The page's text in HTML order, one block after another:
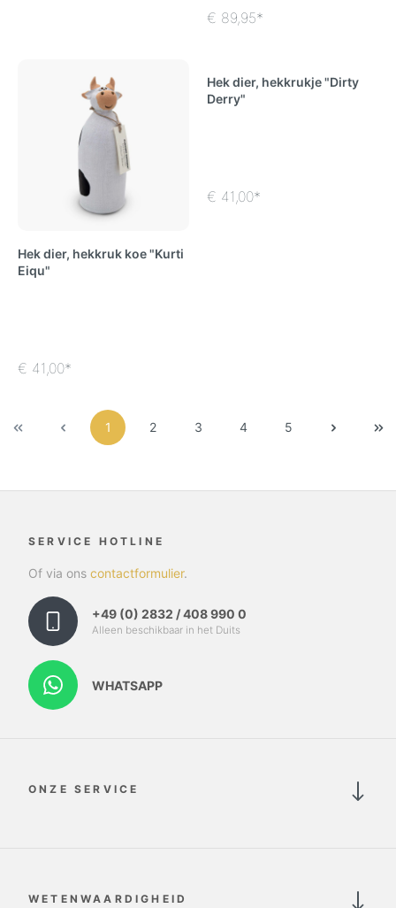
€ 89,95*
Hek dier, hekkruk koe "Kurti
Eiqu"
€ 41,00*
Hek dier, hekkrukje "Dirty
Derry"
€ 41,00*
1 2 3 4 5
SERVICE HOTLINE
Of via ons contactformulier.
+49 (0) 2832 / 408 990 0
Alleen beschikbaar in het Duits
WHATSAPP
ONZE SERVICE
WETENWAARDIGHEID